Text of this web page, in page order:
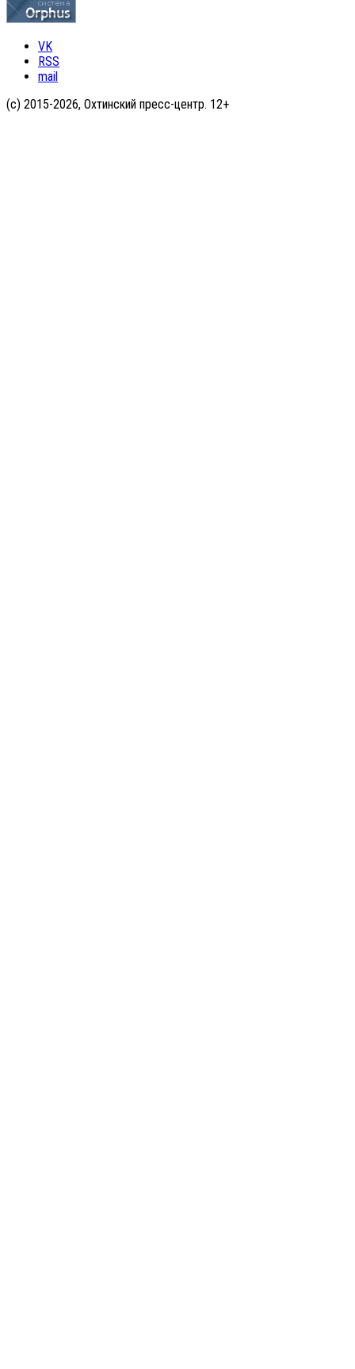
VK
RSS
mail
(с) 2015-2026, Охтинский пресс-центр. 12+